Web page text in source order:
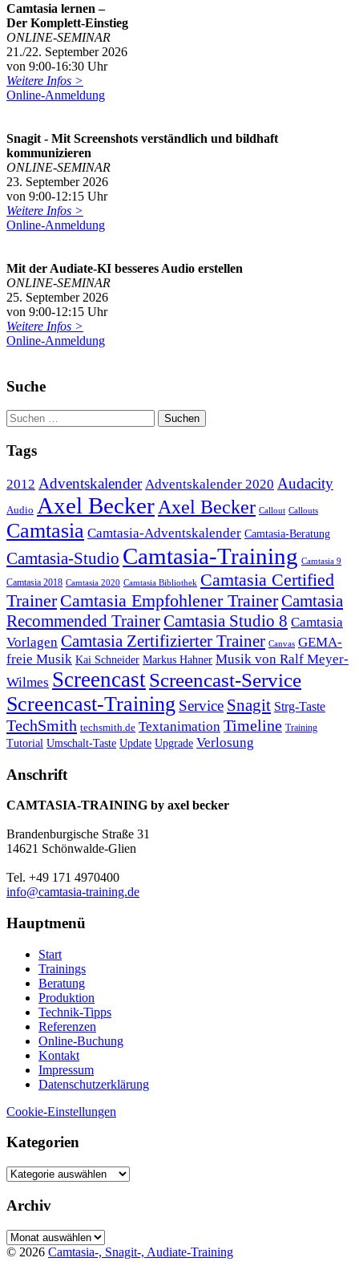
Camtasia lernen –
Der Komplett-Einstieg
ONLINE-SEMINAR
21./22. September 2026
von 9:00-16:30 Uhr
Weitere Infos >
Online-Anmeldung
Snagit - Mit Screenshots verständlich und bildhaft
kommunizieren
ONLINE-SEMINAR
23. September 2026
von 9:00-12:15 Uhr
Weitere Infos >
Online-Anmeldung
Mit der Audiate-KI besseres Audio erstellen
ONLINE-SEMINAR
25. September 2026
von 9:00-12:15 Uhr
Weitere Infos >
Online-Anmeldung
Suche
Tags
2012 Adventskalender Adventskalender 2020 Audacity
Audio Axel Becker Axel Becker Callout Callouts
Camtasia Camtasia-Adventskalender Camtasia-Beratung
Camtasia-Studio Camtasia-Training Camtasia 9
Camtasia 2018 Camtasia 2020 Camtasia Bibliothek Camtasia Certified
Trainer Camtasia Empfohlener TrainerCamtasia
Recommended TrainerCamtasia Studio 8 Camtasia
Vorlagen Camtasia Zertifizierter Trainer Canvas GEMA-
freie Musik Kai Schneider Markus Hahner Musik von Ralf Meyer-
Wilmes ScreencastScreencast-Service
Screencast-Training Service Snagit Strg-Taste
TechSmith techsmith.de Textanimation Timeline Training
Tutorial Umschalt-Taste Update Upgrade Verlosung
Anschrift
CAMTASIA-TRAINING by axel becker
Brandenburgische Straße 31
14621 Schönwalde-Glien
Tel. +49 171 4970400
info@camtasia-training.de
Hauptmenü
Start
Trainings
Beratung
Produktion
Technik-Tipps
Referenzen
Online-Buchung
Kontakt
Impressum
Datenschutzerklärung
Cookie-Einstellungen
Kategorien
Kategorien
Archiv
Archiv
© 2026 Camtasia-, Snagit-, Audiate-Training